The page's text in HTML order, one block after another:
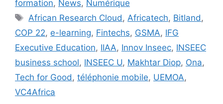
formation, News, Numérique
Étiquettes
African Research Cloud,Africatech, Bitland,
COP 22, e-learning, Fintechs, GSMA, IFG
Executive Education, IIAA, Innov Inseec, INSEEC
business school, INSEEC U, Makhtar Diop, Ona,
Tech for Good, téléphonie mobile, UEMOA,
VC4Africa